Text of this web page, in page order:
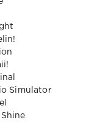
Simulator